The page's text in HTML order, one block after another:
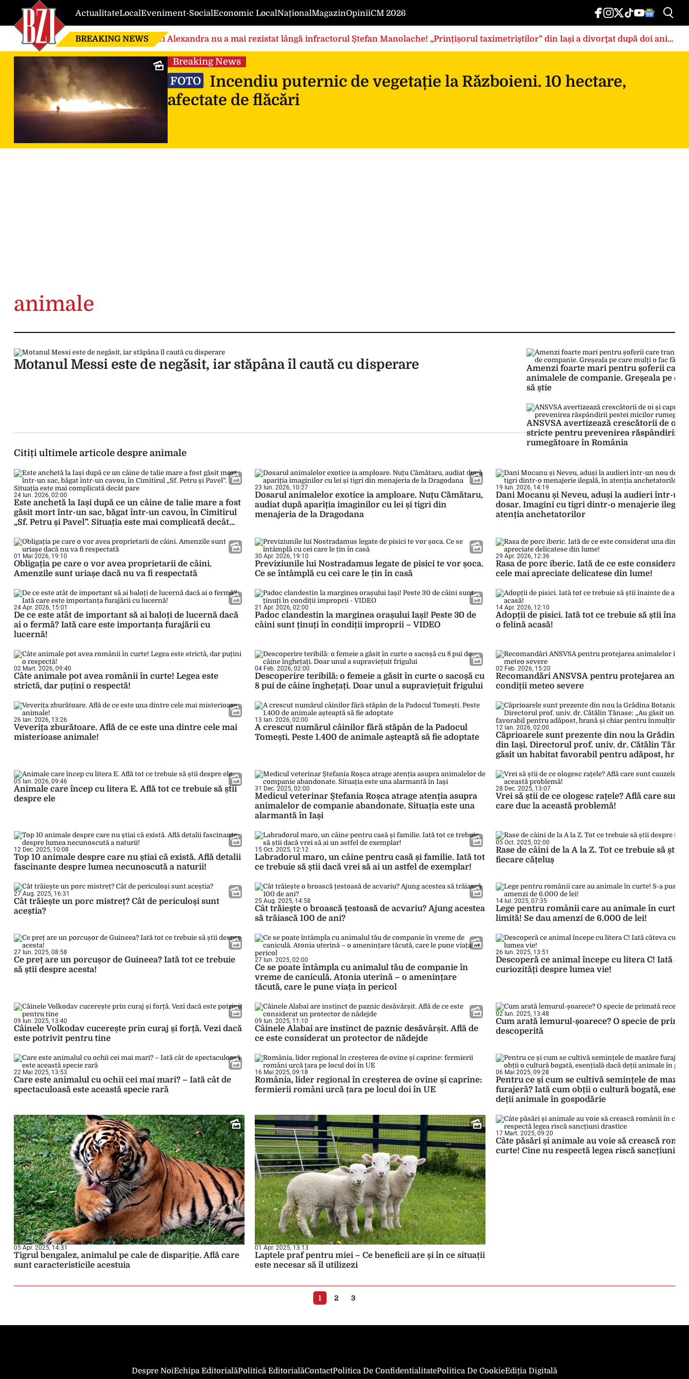
ActualitateLocalEveniment-SocialEconomic LocalNaționalMagazinOpiniiCM 2026
BREAKING NEWS Nici Alexandra nu a mai rezistat lângă infractorul Ștefan Manolache! „Prințișorul taximetriștilor” din Iași a divorţat după doi ani
de căsnicie
Breaking News
FOTO
Incendiu puternic de vegetație la Războieni. 10 hectare,
afectate de flăcări
animale
Motanul Messi este de negăsit, iar stăpâna îl caută cu disperare
Amenzi foarte mari pentru șoferii care
animalele de companie. Greșeala pe
să știe
ANSVSA avertizează crescătorii de oi
stricte pentru prevenirea răspândirii
rumegătoare în România
Citiți ultimele articole despre animale
24 Iun. 2026, 02:00
Este anchetă la Iași după ce un câine de talie mare a fost
găsit mort într-un sac, băgat într-un cavou, în Cimitirul
„Sf. Petru și Pavel”. Situația este mai complicată decât
23 Iun. 2026, 10:27
Dosarul animalelor exotice ia amploare. Nuțu Cămătaru,
audiat după apariția imaginilor cu lei și tigri din
menajeria de la Dragodana
19 Iun. 2026, 14:19
Dani Mocanu și Neveu, aduși la audieri într-un
dosar. Imagini cu tigri dintr-o menajerie
atenția anchetatorilor
01 Mai 2026, 19:10
Obligația pe care o vor avea proprietarii de câini.
Amenzile sunt uriașe dacă nu va fi respectată
30 Apr. 2026, 19:10
Previziunile lui Nostradamus legate de pisici te vor șoca.
Ce se întâmplă cu cei care le țin în casă
29 Apr. 2026, 12:36
Rasa de porc iberic. Iată de ce este considerat
cele mai apreciate delicatese din lume!
24 Apr. 2026, 15:01
De ce este atât de important să ai baloți de lucernă dacă
ai o fermă? Iată care este importanța furajării cu
lucernă!
21 Apr. 2026, 02:00
Padoc clandestin la marginea orașului Iași! Peste 30 de
câini sunt ținuți în condiții improprii – VIDEO
14 Apr. 2026, 12:10
Adopții de pisici. Iată tot ce trebuie să știi
o felină acasă!
02 Mart. 2026, 09:40
Câte animale pot avea românii în curte! Legea este
strictă, dar puțini o respectă!
04 Feb. 2026, 02:00
Descoperire teribilă: o femeie a găsit în curte o sacoșă cu
8 pui de câine înghețați. Doar unul a supraviețuit frigului
02 Feb. 2026, 15:20
Recomandări ANSVSA pentru protejarea
condiții meteo severe
26 Ian. 2026, 13:26
Veverița zburătoare. Află de ce este una dintre cele mai
misterioase animale!
13 Ian. 2026, 02:00
A crescut numărul câinilor fără stăpân de la Padocul
Tomești. Peste 1.400 de animale așteaptă să fie adoptate
12 Ian. 2026, 02:00
Căprioarele sunt prezente din nou la Grădina
din Iași. Directorul prof. univ. dr. Cătălin
găsit un habitat favorabil pentru adăpost,
05 Ian. 2026, 09:46
Animale care încep cu litera E. Află tot ce trebuie să știi
despre ele
31 Dec. 2025, 02:00
Medicul veterinar Ștefania Roșca atrage atenția asupra
animalelor de companie abandonate. Situația este una
alarmantă în Iași
28 Dec. 2025, 13:07
Vrei să știi de ce ologesc rațele? Află care sunt
care duc la această problemă!
12 Dec. 2025, 10:08
Top 10 animale despre care nu știai că există. Află detalii
fascinante despre lumea necunoscută a naturii!
15 Oct. 2025, 12:12
Labradorul maro, un câine pentru casă și familie. Iată tot
ce trebuie să știi dacă vrei să ai un astfel de exemplar!
05 Oct. 2025, 02:00
Rase de câini de la A la Z. Tot ce trebuie să știi
fiecare cățeluș
27 Aug. 2025, 16:31
Cât trăiește un porc mistreț? Cât de periculoși sunt
aceștia?
25 Aug. 2025, 14:58
Cât trăiește o broască țestoasă de acvariu? Ajung acestea
să trăiască 100 de ani?
14 Iul. 2025, 07:35
Lege pentru românii care au animale în curte!
limită! Se dau amenzi de 6.000 de lei!
27 Iun. 2025, 08:58
Ce preț are un porcușor de Guineea? Iată tot ce trebuie
să știi despre acesta!
27 Iun. 2025, 02:00
Ce se poate întâmpla cu animalul tău de companie în
vreme de caniculă. Atonia uterină – o amenințare
tăcută, care le pune viața în pericol
26 Iun. 2025, 13:51
Descoperă ce animal începe cu litera C! Iată
curiozități despre lumea vie!
09 Iun. 2025, 13:40
Câinele Volkodav cucerește prin curaj și forță. Vezi dacă
este potrivit pentru tine
09 Iun. 2025, 11:10
Câinele Alabai are instinct de paznic desăvârșit. Află de
ce este considerat un protector de nădejde
02 Iun. 2025, 13:48
Cum arată lemurul-șoarece? O specie de
descoperită
22 Mai 2025, 13:53
Care este animalul cu ochii cei mai mari? – Iată cât de
spectaculoasă este această specie rară
16 Mai 2025, 09:18
România, lider regional în creșterea de ovine și caprine:
fermierii români urcă țara pe locul doi în UE
06 Mai 2025, 09:28
Pentru ce și cum se cultivă semințele de
furajeră? Iată cum obții o cultură bogată,
deții animale în gospodărie
05 Apr. 2025, 14:31
Tigrul bengalez, animalul pe cale de dispariție. Află care
sunt caracteristicile acestuia
01 Apr. 2025, 13:13
Laptele praf pentru miei – Ce beneficii are și în ce situații
este necesar să îl utilizezi
17 Mart. 2025, 09:20
Câte păsări și animale au voie să crească
curte! Cine nu respectă legea riscă sancțiuni
1 2 3
Despre NoiEchipa EditorialăPolitică EditorialăContactPolitica De ConfidentialitatePolitica De CookieEdiția Digitală